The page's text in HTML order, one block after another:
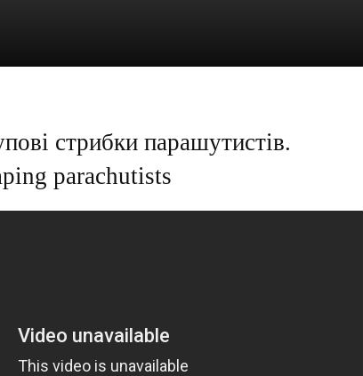
стрибки парашутистів.
parachutists